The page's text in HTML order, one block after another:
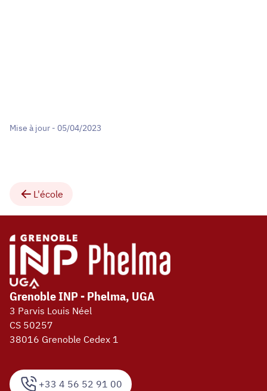
Mise à jour - 05/04/2023
L'école
+33 4 56 52 91 00
Grenoble INP - Phelma, UGA
3 Parvis Louis Néel
CS 50257
38016 Grenoble Cedex 1